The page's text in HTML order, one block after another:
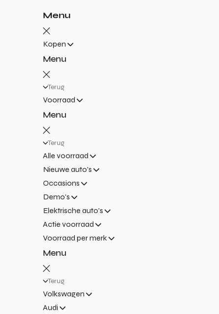
Menu
Kopen
Menu
Terug
Voorraad
Menu
Terug
Alle voorraad
Nieuwe auto's
Occasions
Demo's
Elektrische auto's
Actie voorraad
Voorraad per merk
Menu
Terug
Volkswagen
Audi